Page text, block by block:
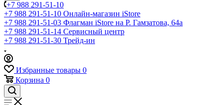
+7 988 291-51-10
+7 988 291-51-10 Онлайн-магазин iStore
+7 988 291-51-03 Флагман iStore на Р. Гамзатова, 64а
+7 988 291-51-14 Сервисный центр
+7 988 291-51-30 Трейд-ин
Избранные товары 0
Корзина 0